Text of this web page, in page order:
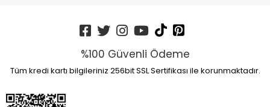
%100 Güvenli Ödeme
Tüm kredi kartı bilgileriniz 256bit SSL Sertifikası ile korunmaktadır.